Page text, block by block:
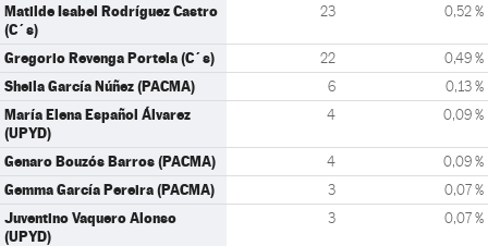
Matilde Isabel Rodríguez Castro
(C´s)
23 0,52 %
Gregorio Revenga Portela (C´s) 22 0,49 %
Sheila García Núñez (PACMA) 6 0,13 %
María Elena Español Álvarez
(UPYD)
4 0,09 %
Genaro Bouzós Barros (PACMA) 4 0,09 %
Gemma García Pereira (PACMA) 3 0,07 %
Juventino Vaquero Alonso
(UPYD)
3 0,07 %